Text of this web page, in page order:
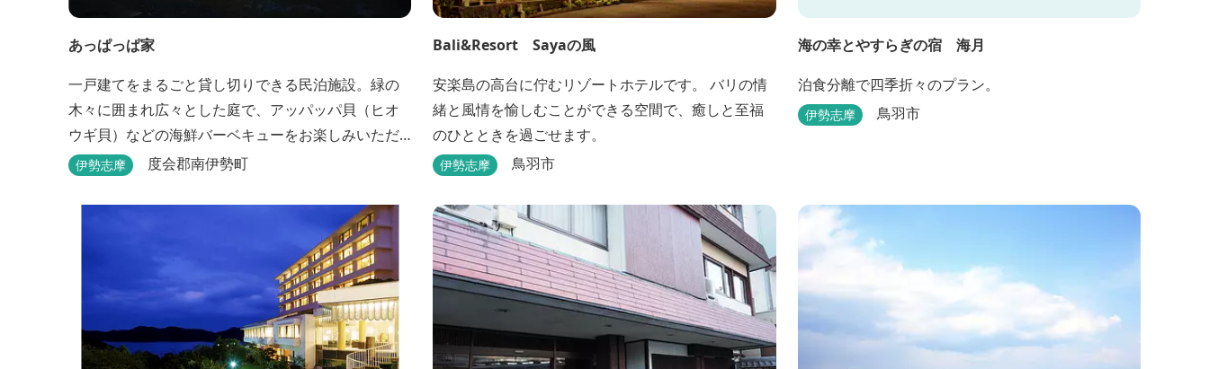
あっぱっぱ家
一戸建てをまるごと貸し切りできる民泊施設。緑の
木々に囲まれ広々とした庭で、アッパッパ貝（ヒオ
ウギ貝）などの海鮮バーベキューをお楽しみいただ
けます。
伊勢志摩 度会郡南伊勢町
Bali&Resort Sayaの風
安楽島の高台に佇むリゾートホテルです。 バリの情
緒と風情を愉しむことができる空間で、癒しと至福
のひとときを過ごせます。
伊勢志摩 鳥羽市
海の幸とやすらぎの宿 海月
泊食分離で四季折々のプラン。
伊勢志摩 鳥羽市